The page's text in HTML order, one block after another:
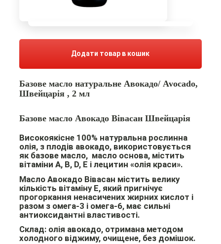
Додати товар в кошик
Базове масло натуральне Авокадо/ Avocado,
Швейцарія , 2 мл
Базове масло Авокадо Вівасан Швейцарія
Високоякісне 100% натуральна рослинна
олія, з плодів авокадо, використовується
як базове масло, масло основа, містить
вітаміни A, B, D, E і лецитин «олія краси».
Масло Авокадо Вівасан містить велику
кількість вітаміну Е, який пригнічує
прогоркання ненасичених жирних кислот і
разом з омега-3 і омега-6, має сильні
антиоксидантні властивості.
Склад:олія авокадо, отримана методом
холодного віджиму, очищене, без домішок.